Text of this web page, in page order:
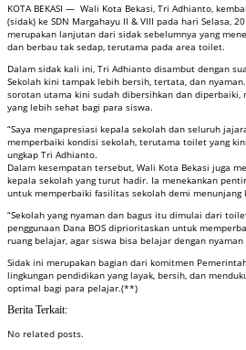
KOTA BEKASI — Wali Kota Bekasi, Tri Adhianto,
(sidak) ke SDN Margahayu II & VIII pada hari Selasa,
merupakan lanjutan dari sidak sebelumnya yang
dan berbau tak sedap, terutama pada area toilet.
Dalam sidak kali ini, Tri Adhianto disambut dengan
Sekolah kini tampak lebih bersih, tertata, dan
sorotan utama kini sudah dibersihkan dan diperbaiki,
yang lebih sehat bagi para siswa.
“Saya mengapresiasi kepala sekolah dan seluruh
memperbaiki kondisi sekolah, terutama toilet yang
ungkap Tri Adhianto.
Dalam kesempatan tersebut, Wali Kota Bekasi juga
kepala sekolah yang turut hadir. Ia menekankan
untuk memperbaiki fasilitas sekolah demi menunjang
“Sekolah yang nyaman dan bagus itu dimulai dari
penggunaan Dana BOS diprioritaskan untuk
ruang belajar, agar siswa bisa belajar dengan
Sidak ini merupakan bagian dari komitmen
lingkungan pendidikan yang layak, bersih, dan
optimal bagi para pelajar.(**)
Berita Terkait:
No related posts.